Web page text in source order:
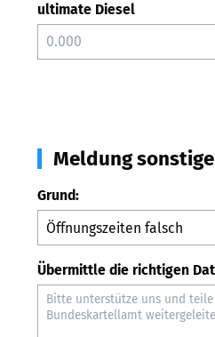
ultimate Diesel
Meldung
Grund:
Übermittle die richtigen